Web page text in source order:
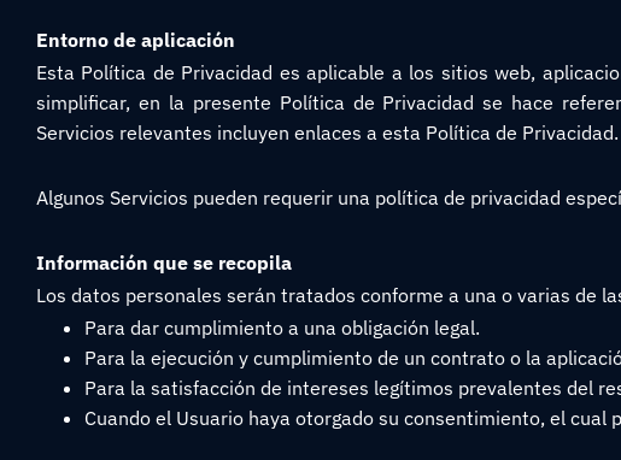
Entorno de aplicación
Esta Política de Privacidad es aplicable a los sitios web,
simplificar, en la presente Política de Privacidad se hace
Servicios relevantes incluyen enlaces a esta Política de Privacidad.
Algunos Servicios pueden requerir una política de privacidad
Información que se recopila
Los datos personales serán tratados conforme a una o varias de
Para dar cumplimiento a una obligación legal.
Para la ejecución y cumplimiento de un contrato o la
Para la satisfacción de intereses legítimos prevalentes del
Cuando el Usuario haya otorgado su consentimiento, el cual